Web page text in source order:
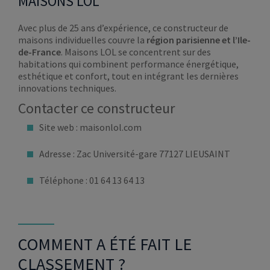
Avec plus de 25 ans d’expérience, ce constructeur de
maisons individuelles couvre la région parisienne et l’Ile-
de-France. Maisons LOL se concentrent sur des
habitations qui combinent performance énergétique,
esthétique et confort, tout en intégrant les dernières
innovations techniques.
Contacter ce constructeur
Site web : maisonlol.com
Adresse : Zac Université-gare 77127 LIEUSAINT
Téléphone : 01 64 13 64 13
COMMENT A ÉTÉ FAIT LE
CLASSEMENT ?